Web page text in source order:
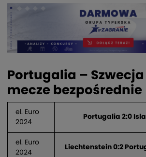
Portugalia – Szwecja
mecze bezpośrednie
el. Euro
2024
Portugalia 2:0
el. Euro
2024
Liechtenstein 0:2